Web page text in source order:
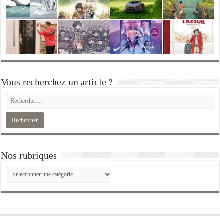
Vous recherchez un article ?
Nos rubriques
Nos
rubriques